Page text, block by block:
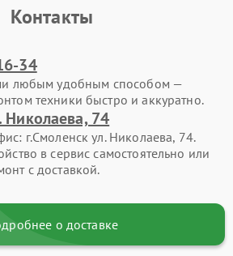
Контакты
34
любым удобным способом —
техники быстро и аккуратно.
Николаева, 74
г.Смоленск ул. Николаева, 74.
в сервис самостоятельно или
с доставкой.
о доставке